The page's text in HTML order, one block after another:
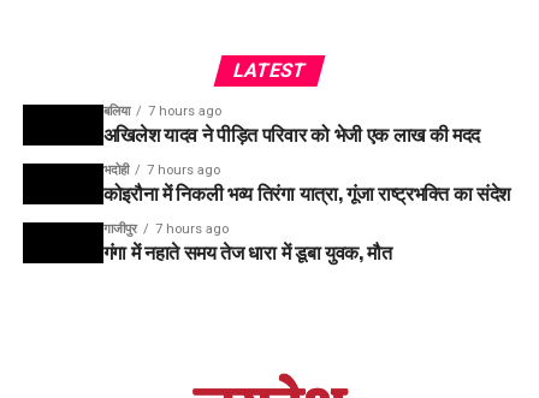
LATEST
बलिया 7 hours ago
अखिलेश यादव ने पीड़ित परिवार को भेजी एक लाख की मदद
भदोही 7 hours ago
कोइरौना में निकली भव्य तिरंगा यात्रा, गूंजा राष्ट्रभक्ति का संदेश
गाजीपुर 7 hours ago
गंगा में नहाते समय तेज धारा में डूबा युवक, मौत